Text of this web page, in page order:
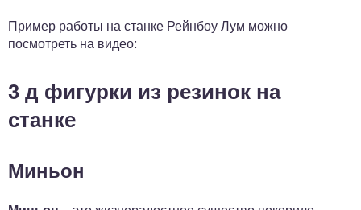
Пример работы на станке Рейнбоу Лум можно
посмотреть на видео:
3 д фигурки из резинок на
станке
Миньон